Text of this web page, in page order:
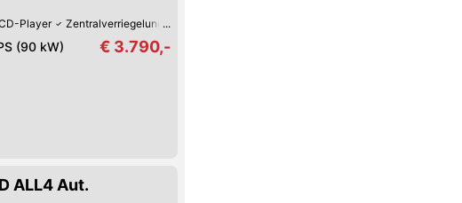
Player Zentralverriegelung mit Fernbedienung
(90 kW) € 3.790,-
ALL4 Aut.